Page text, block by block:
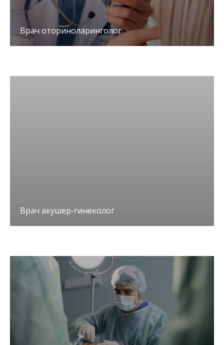
Врач оториноларинголог
Врач акушер-гинеколог